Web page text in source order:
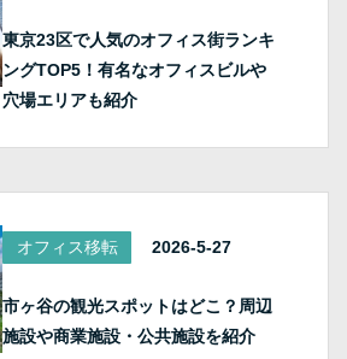
東京23区で人気のオフィス街ランキ
ングTOP5！有名なオフィスビルや
穴場エリアも紹介
オフィス移転 2026-5-27
市ヶ谷の観光スポットはどこ？周辺
施設や商業施設・公共施設を紹介